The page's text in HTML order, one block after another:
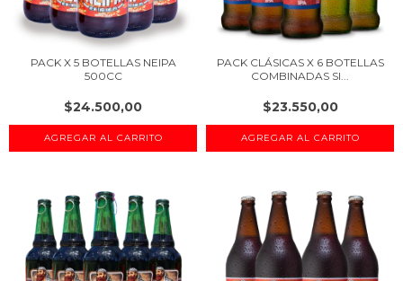
PACK X 5 BOTELLAS NEIPA
500CC
$24.500,00
PACK CLÁSICAS X 6 BOTELLAS
COMBINADAS SI...
$23.550,00